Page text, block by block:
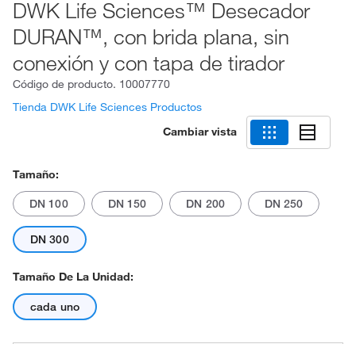
DWK Life Sciences™ Desecador
DURAN™, con brida plana, sin
conexión y con tapa de tirador
Código de producto. 10007770
Tienda DWK Life Sciences Productos
Cambiar vista
Tamaño:
DN 100 DN 150 DN 200 DN 250
DN 300
Tamaño De La Unidad:
cada uno